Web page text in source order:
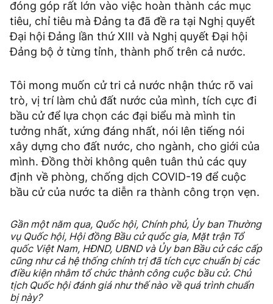
đóng góp rất lớn vào việc hoàn thành các mục
tiêu, chỉ tiêu mà Đảng ta đã đề ra tại Nghị quyết
Đại hội Đảng lần thứ XIII và Nghị quyết Đại hội
Đảng bộ ở từng tỉnh, thành phố trên cả nước.
Tôi mong muốn cử tri cả nước nhận thức rõ vai
trò, vị trí làm chủ đất nước của mình, tích cực đi
bầu cử để lựa chọn các đại biểu mà mình tin
tưởng nhất, xứng đáng nhất, nói lên tiếng nói
xây dựng cho đất nước, cho ngành, cho giới của
mình. Đồng thời không quên tuân thủ các quy
định về phòng, chống dịch COVID-19 để cuộc
bầu cử của nước ta diễn ra thành công trọn vẹn.
Gần một năm qua, Quốc hội, Chính phủ, Ủy ban Thường
vụ Quốc hội, Hội đồng Bầu cử quốc gia, Mặt trận Tổ
quốc Việt Nam, HĐND, UBND và Ủy ban Bầu cử các cấp
cũng như cả hệ thống chính trị đã tích cực chuẩn bị các
điều kiện nhằm tổ chức thành công cuộc bầu cử. Chủ
tịch Quốc hội đánh giá như thế nào về quá trình chuẩn
bị này?